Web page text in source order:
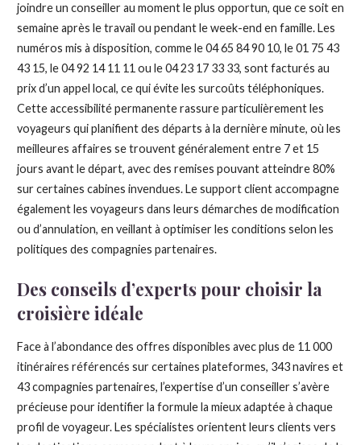
joindre un conseiller au moment le plus opportun, que ce soit en
semaine après le travail ou pendant le week-end en famille. Les
numéros mis à disposition, comme le 04 65 84 90 10, le 01 75 43
43 15, le 04 92 14 11 11 ou le 04 23 17 33 33, sont facturés au
prix d’un appel local, ce qui évite les surcoûts téléphoniques.
Cette accessibilité permanente rassure particulièrement les
voyageurs qui planifient des départs à la dernière minute, où les
meilleures affaires se trouvent généralement entre 7 et 15
jours avant le départ, avec des remises pouvant atteindre 80%
sur certaines cabines invendues. Le support client accompagne
également les voyageurs dans leurs démarches de modification
ou d’annulation, en veillant à optimiser les conditions selon les
politiques des compagnies partenaires.
Des conseils d’experts pour choisir la
croisière idéale
Face à l’abondance des offres disponibles avec plus de 11 000
itinéraires référencés sur certaines plateformes, 343 navires et
43 compagnies partenaires, l’expertise d’un conseiller s’avère
précieuse pour identifier la formule la mieux adaptée à chaque
profil de voyageur. Les spécialistes orientent leurs clients vers